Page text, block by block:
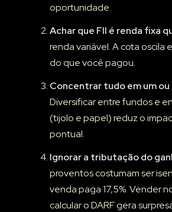
oportunidade.
Achar que FII é renda fixa
renda variável. A cota oscila
do que você pagou.
Concentrar tudo em um
Diversificar entre fundos e
(tijolo e papel) reduz o
pontual.
Ignorar a tributação do
proventos costumam ser
venda paga 17,5%. Vender
calcular o DARF gera